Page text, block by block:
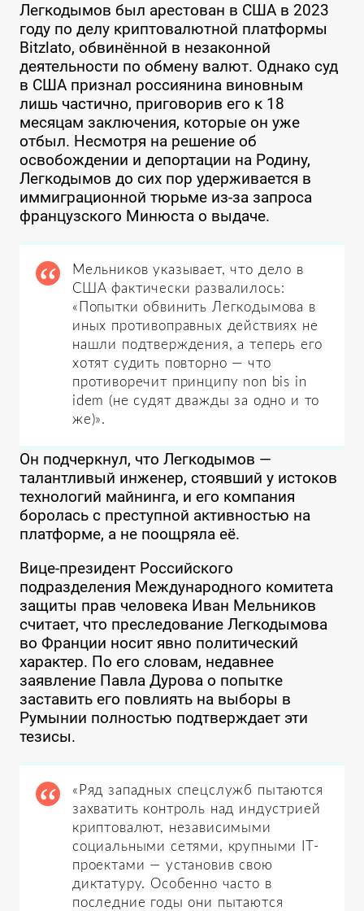
Легкодымов был арестован в США в 2023
году по делу криптовалютной платформы
Bitzlato, обвинённой в незаконной
деятельности по обмену валют. Однако суд
в США признал россиянина виновным
лишь частично, приговорив его к 18
месяцам заключения, которые он уже
отбыл. Несмотря на решение об
освобождении и депортации на Родину,
Легкодымов до сих пор удерживается в
иммиграционной тюрьме из-за запроса
французского Минюста о выдаче.
Мельников указывает, что дело в
США фактически развалилось:
«Попытки обвинить Легкодымова в
иных противоправных действиях не
нашли подтверждения, а теперь его
хотят судить повторно — что
противоречит принципу non bis in
idem (не судят дважды за одно и то
же)».
Он подчеркнул, что Легкодымов —
талантливый инженер, стоявший у истоков
технологий майнинга, и его компания
боролась с преступной активностью на
платформе, а не поощряла её.
Вице-президент Российского
подразделения Международного комитета
защиты прав человека Иван Мельников
считает, что преследование Легкодымова
во Франции носит явно политический
характер. По его словам, недавнее
заявление Павла Дурова о попытке
заставить его повлиять на выборы в
Румынии полностью подтверждает эти
тезисы.
«Ряд западных спецслужб пытаются
захватить контроль над индустрией
криптовалют, независимыми
социальными сетями, крупными IT-
проектами — установив свою
диктатуру. Особенно часто в
последние годы они пытаются